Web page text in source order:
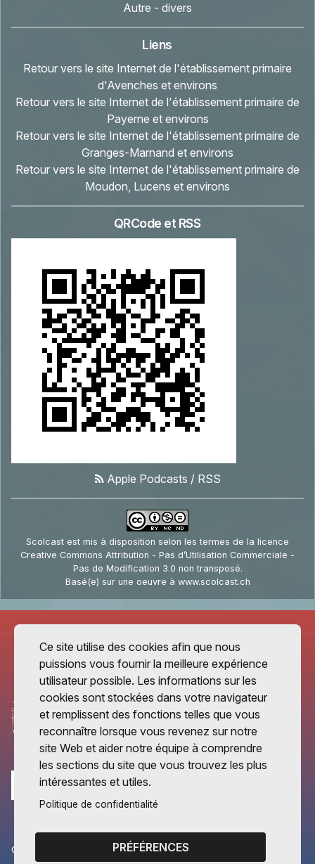
Autre - divers
Liens
Retour vers le site Internet de l'établissement primaire
d'Avenches et environs
Retour vers le site Internet de l'établissement primaire de
Payerne et environs
Retour vers le site Internet de l'établissement primaire de
Granges-Marnand et environs
Retour vers le site Internet de l'établissement primaire de
Moudon, Lucens et environs
QRCode et RSS
Apple Podcasts / RSS
Scolcast est mis à disposition selon les termes de la licence
Creative Commons Attribution - Pas d’Utilisation Commerciale -
Pas de Modification 3.0 non transposé.
Basé(e) sur une oeuvre à www.scolcast.ch
CANTONS PARTENAIRES
Ce site utilise des cookies afin que nous
puissions vous fournir la meilleure expérience
utilisateur possible. Les informations sur les
cookies sont stockées dans votre navigateur
et remplissent des fonctions telles que vous
reconnaître lorsque vous revenez sur notre
site Web et aider notre équipe à comprendre
les sections du site que vous trouvez les plus
intéressantes et utiles.
Politique de confidentialité
PRÉFÉRENCES